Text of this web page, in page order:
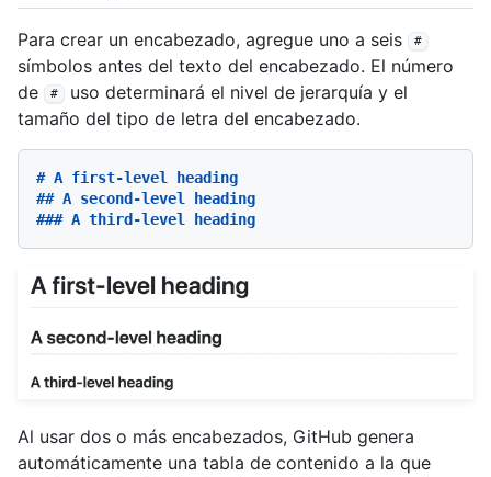
Para crear un encabezado, agregue uno a seis #
símbolos antes del texto del encabezado. El número
de
#
uso determinará el nivel de jerarquía y el
tamaño del tipo de letra del encabezado.
# A first-level heading
## A second-level heading
### A third-level heading
Al usar dos o más encabezados, GitHub genera
automáticamente una tabla de contenido a la que